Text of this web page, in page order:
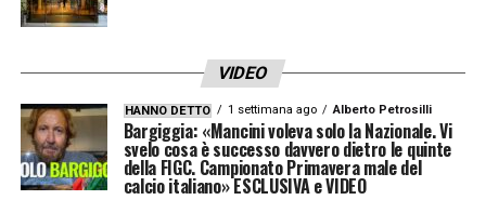
VIDEO
HANNO DETTO 1 settimana ago Alberto Petrosilli
Bargiggia: «Mancini voleva solo la Nazionale. Vi
svelo cosa è successo davvero dietro le quinte
della FIGC. Campionato Primavera male del
calcio italiano» ESCLUSIVA e VIDEO